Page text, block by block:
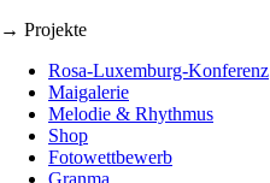
→ Projekte
Rosa-Luxemburg-Konferenz
Maigalerie
Melodie & Rhythmus
Shop
Fotowettbewerb
Granma